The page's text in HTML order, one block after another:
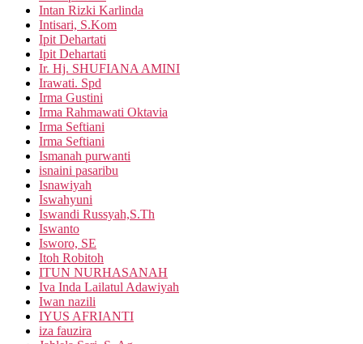
Intan Rizki Karlinda
Intisari, S.Kom
Ipit Dehartati
Ipit Dehartati
Ir. Hj. SHUFIANA AMINI
Irawati. Spd
Irma Gustini
Irma Rahmawati Oktavia
Irma Seftiani
Irma Seftiani
Ismanah purwanti
isnaini pasaribu
Isnawiyah
Iswahyuni
Iswandi Russyah,S.Th
Iswanto
Isworo, SE
Itoh Robitoh
ITUN NURHASANAH
Iva Inda Lailatul Adawiyah
Iwan nazili
IYUS AFRIANTI
iza fauzira